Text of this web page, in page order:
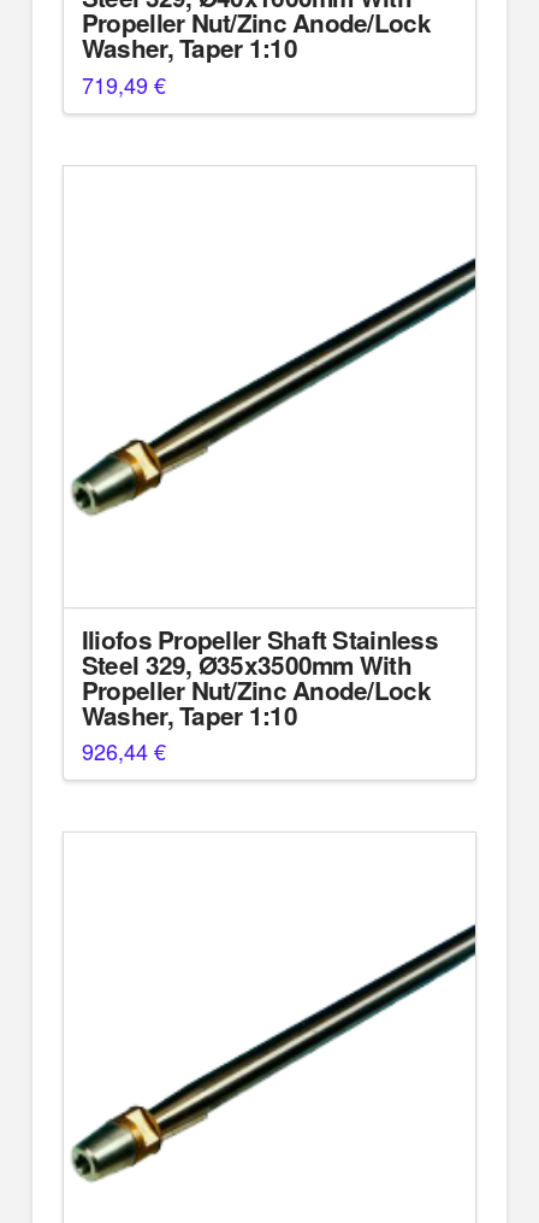
Propeller Nut/Zinc Anode/Lock
Washer, Taper 1:10
719,49€
Iliofos Propeller Shaft Stainless
Steel 329, Ø35x3500mm With
Propeller Nut/Zinc Anode/Lock
Washer, Taper 1:10
926,44€